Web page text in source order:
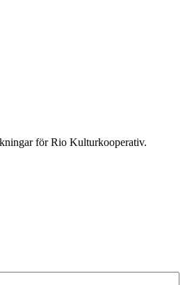
för Rio Kulturkooperativ.